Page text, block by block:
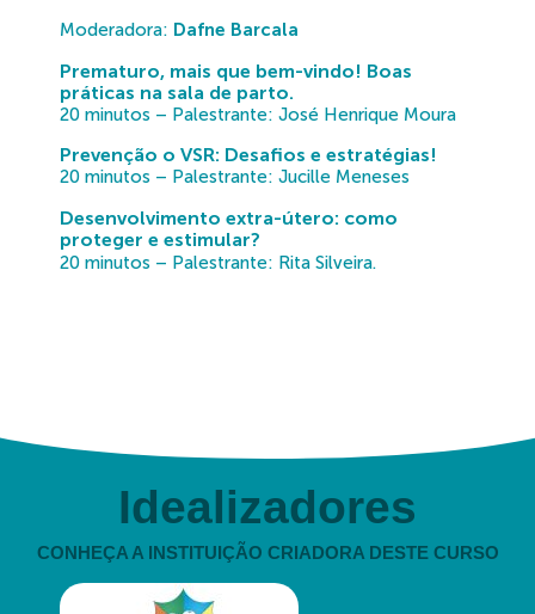
Moderadora: Dafne Barcala
Prematuro, mais que bem-vindo! Boas
práticas na sala de parto.
20 minutos – Palestrante: José Henrique Moura
Prevenção o VSR: Desafios e estratégias!
20 minutos – Palestrante: Jucille Meneses
Desenvolvimento extra-útero: como
proteger e estimular?
20 minutos – Palestrante: Rita Silveira.
Idealizadores
CONHEÇA A INSTITUIÇÃO CRIADORA DESTE CURSO